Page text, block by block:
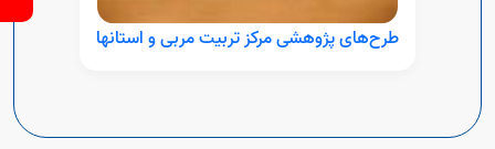
طرح‌های پژوهشی مرکز تربیت مربی و استانها